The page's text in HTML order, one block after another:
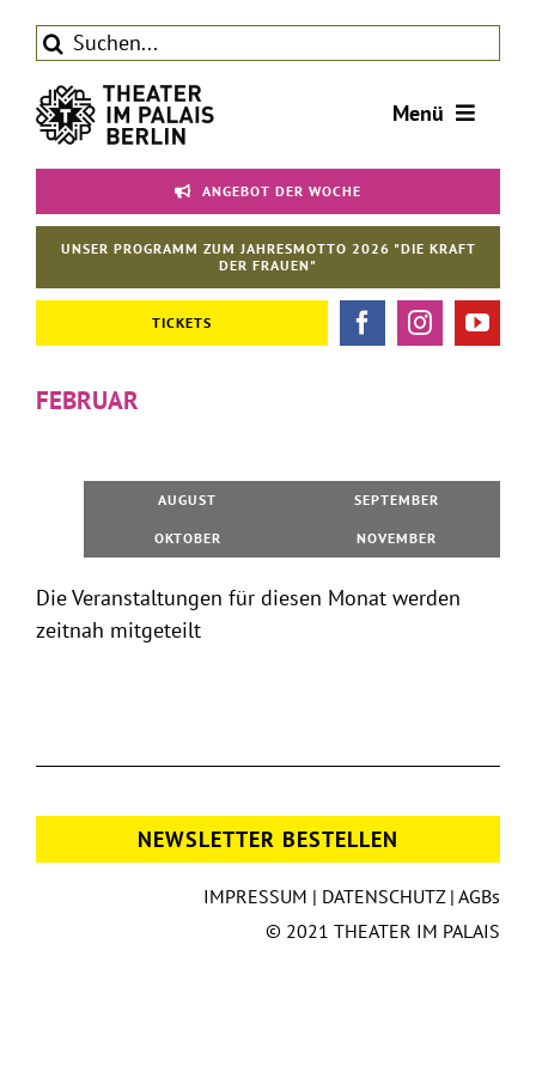
Inhalt
springen
Suche
Menü
Tickets
Theater
ANGEBOT DER WOCHE
UNSER PROGRAMM ZUM JAHRESMOTTO 2026 "DIE KRAFT
DER FRAUEN"
TICKETS
FEBRUAR
AUGUST SEPTEMBER
OKTOBER NOVEMBER
Die Veranstaltungen für diesen Monat werden
zeitnah mitgeteilt
NEWSLETTER BESTELLEN
IMPRESSUM | DATENSCHUTZ|AGBs
© 2021 THEATER IM PALAIS